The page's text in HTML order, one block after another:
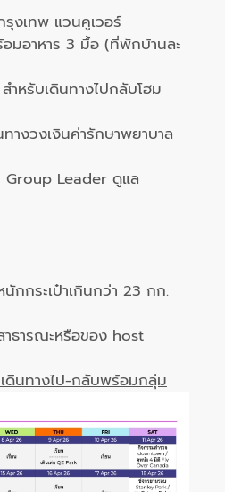
งเทพ แวนคูเวอร์
มอาหาร 3 มื้อ (ที่พักบ้านละ
หรับเดินทางไปกลับโฮม
างวงเงินค่ารักษาพยาบาล
Group Leader ดูแล
กกระเป๋าเกินกว่า 23 กก.
ธารณะหรือของ host
ดินทางไป-กลับพร้อมกลุ่ม